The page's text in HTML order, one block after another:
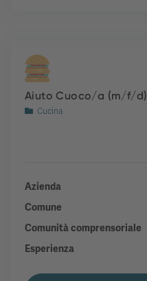
Aiuto Cuoco/a (m/f/d)
Cucina
Azienda
Comune
Comunità comprensoriale
Esperienza